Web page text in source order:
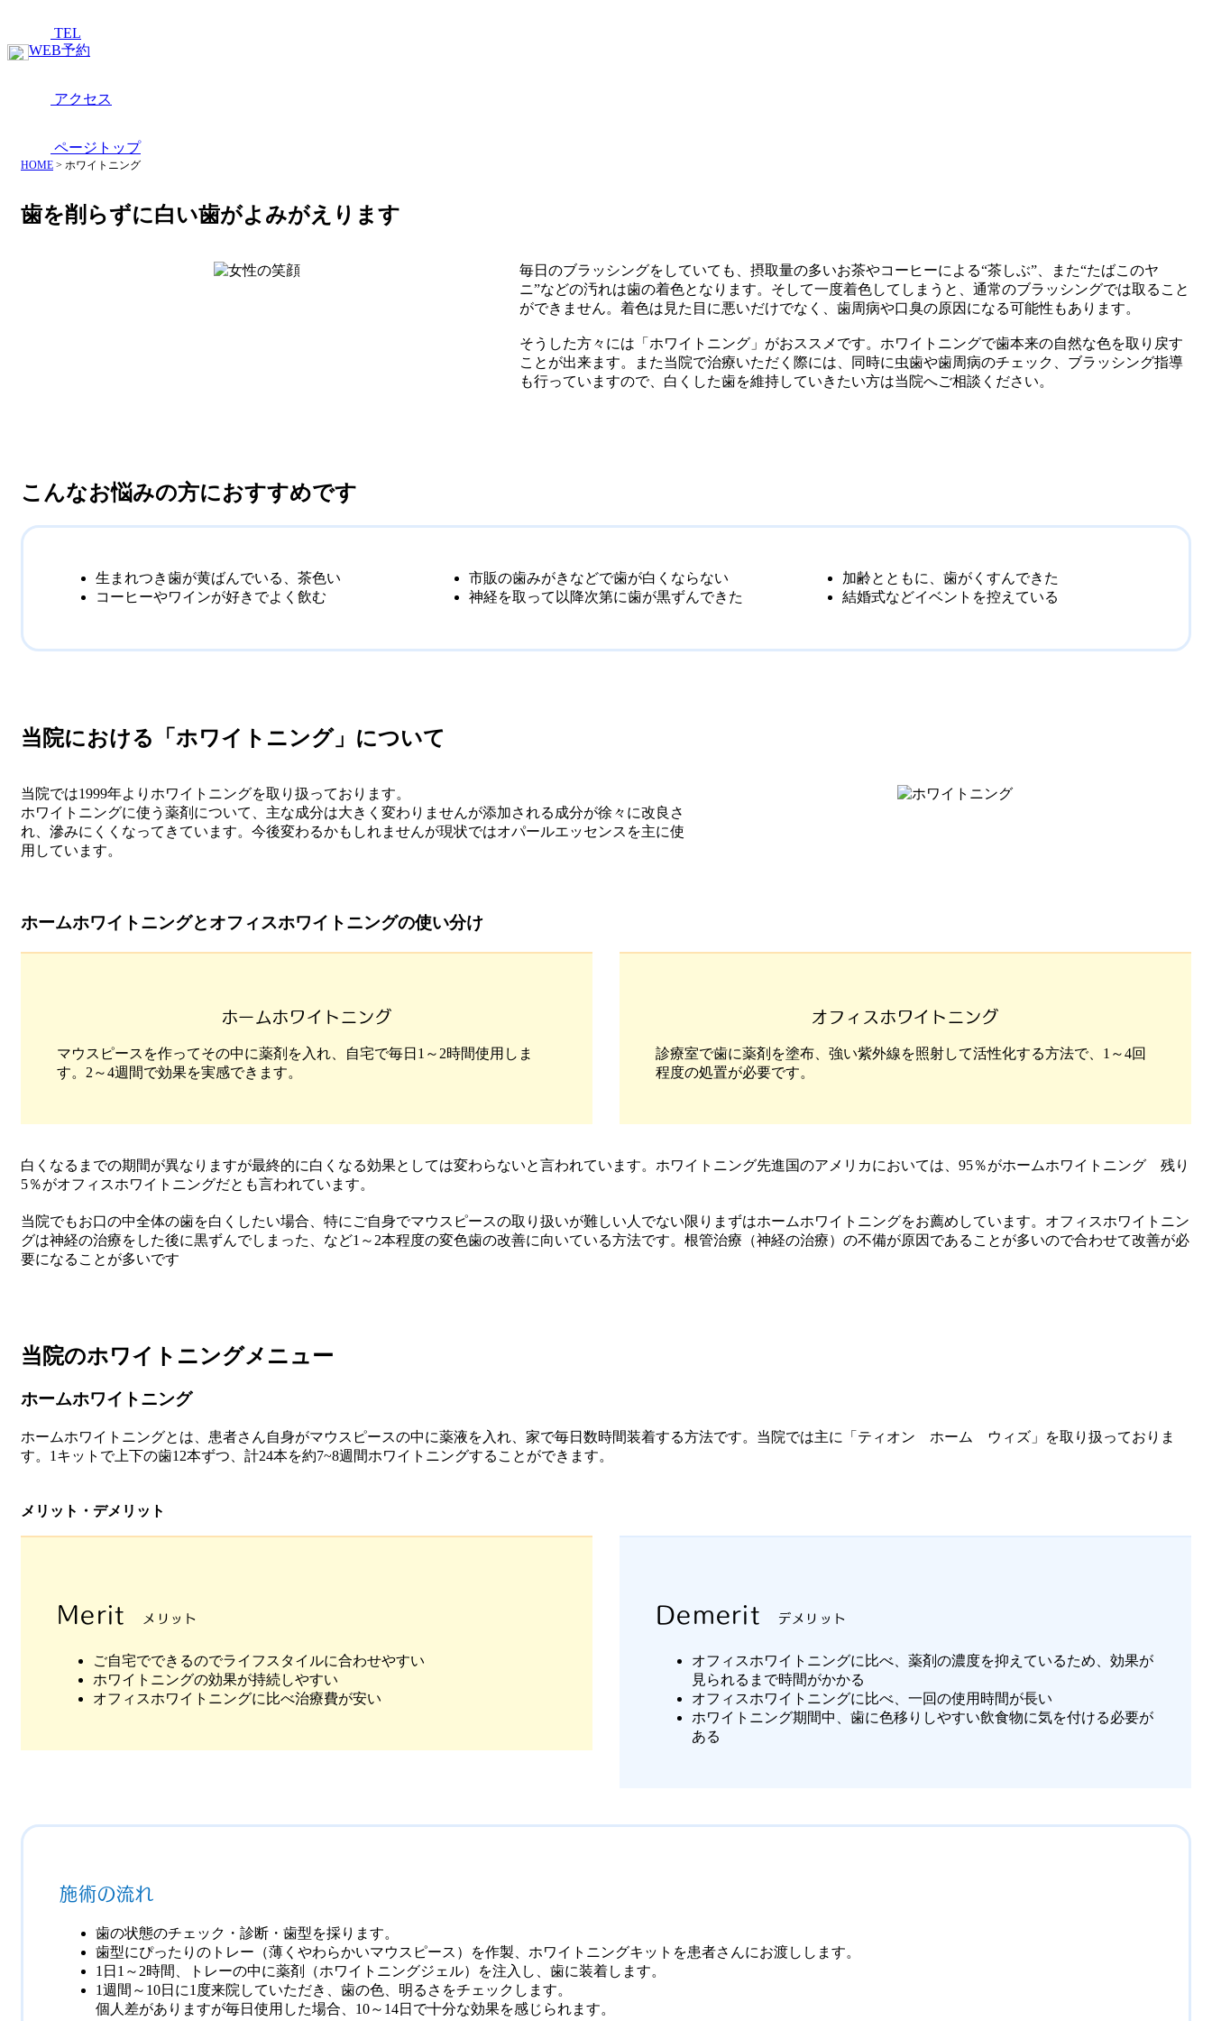
TEL
WEB予約
アクセス
ページトップ
HOME > ホワイトニング
歯を削らずに白い歯がよみがえります
毎日のブラッシングをしていても、摂取量の多いお茶やコーヒーによる“茶しぶ”、また“たばこのヤ
ニ”などの汚れは歯の着色となります。そして一度着色してしまうと、通常のブラッシングでは取ること
ができません。着色は見た目に悪いだけでなく、歯周病や口臭の原因になる可能性もあります。
そうした方々には「ホワイトニング」がおススメです。ホワイトニングで歯本来の自然な色を取り戻す
ことが出来ます。また当院で治療いただく際には、同時に虫歯や歯周病のチェック、ブラッシング指導
も行っていますので、白くした歯を維持していきたい方は当院へご相談ください。
こんなお悩みの方におすすめです
生まれつき歯が黄ばんでいる、茶色い
コーヒーやワインが好きでよく飲む
市販の歯みがきなどで歯が白くならない
神経を取って以降次第に歯が黒ずんできた
加齢とともに、歯がくすんできた
結婚式などイベントを控えている
当院における 「ホワイトニング」について
当院では1999年よりホワイトニングを取り扱っております。
ホワイトニングに使う薬剤について、主な成分は大きく変わりませんが添加される成分が徐々に改良さ
れ、滲みにくくなってきています。今後変わるかもしれませんが現状ではオパールエッセンスを主に使
用しています。
ホームホワイトニングとオフィスホワイトニングの使い分け
ホームホワイトニング
マウスピースを作ってその中に薬剤を入れ、自宅で毎日1～2時間使用しま
す。2～4週間で効果を実感できます。
オフィスホワイトニング
診療室で歯に薬剤を塗布、強い紫外線を照射して活性化する方法で、1～4回
程度の処置が必要です。
白くなるまでの期間が異なりますが最終的に白くなる効果としては変わらないと言われています。ホワイトニング先進国のアメリカにおいては、95％がホームホワイトニング 残り
5％がオフィスホワイトニングだとも言われています。
当院でもお口の中全体の歯を白くしたい場合、特にご自身でマウスピースの取り扱いが難しい人でない限りまずはホームホワイトニングをお薦めしています。オフィスホワイトニン
グは神経の治療をした後に黒ずんでしまった、など1～2本程度の変色歯の改善に向いている方法です。根管治療（神経の治療）の不備が原因であることが多いので合わせて改善が必
要になることが多いです
当院のホワイトニングメニュー
ホームホワイトニング
ホームホワイトニングとは、患者さん自身がマウスピースの中に薬液を入れ、家で毎日数時間装着する方法です。当院では主に「ティオン ホーム ウィズ」を取り扱っておりま
す。1キットで上下の歯12本ずつ、計24本を約7~8週間ホワイトニングすることができます。
メリット・デメリット
Merit メリット
ご自宅でできるのでライフスタイルに合わせやすい
ホワイトニングの効果が持続しやすい
オフィスホワイトニングに比べ治療費が安い
Demerit デメリット
オフィスホワイトニングに比べ、薬剤の濃度を抑えているため、効果が
見られるまで時間がかかる
オフィスホワイトニングに比べ、一回の使用時間が長い
ホワイトニング期間中、歯に色移りしやすい飲食物に気を付ける必要が
ある
施術の流れ
歯の状態のチェック・診断・歯型を採ります。
歯型にぴったりのトレー（薄くやわらかいマウスピース）を作製、ホワイトニングキットを患者さんにお渡しします。
1日1～2時間、トレーの中に薬剤（ホワイトニングジェル）を注入し、歯に装着します。
1週間～10日に1度来院していただき、歯の色、明るさをチェックします。
個人差がありますが毎日使用した場合、10～14日で十分な効果を感じられます。